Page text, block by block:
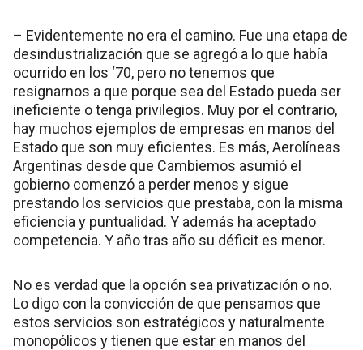
– Evidentemente no era el camino. Fue una etapa de
desindustrialización que se agregó a lo que había
ocurrido en los ‘70, pero no tenemos que
resignarnos a que porque sea del Estado pueda ser
ineficiente o tenga privilegios. Muy por el contrario,
hay muchos ejemplos de empresas en manos del
Estado que son muy eficientes. Es más, Aerolíneas
Argentinas desde que Cambiemos asumió el
gobierno comenzó a perder menos y sigue
prestando los servicios que prestaba, con la misma
eficiencia y puntualidad. Y además ha aceptado
competencia. Y año tras año su déficit es menor.
No es verdad que la opción sea privatización o no.
Lo digo con la convicción de que pensamos que
estos servicios son estratégicos y naturalmente
monopólicos y tienen que estar en manos del